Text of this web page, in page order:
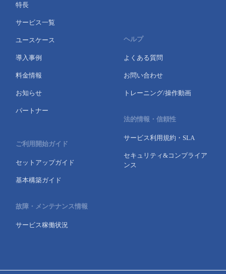
特長
サービス一覧
ユースケース
導入事例
料金情報
お知らせ
パートナー
ご利用開始ガイド
セットアップガイド
基本構築ガイド
故障・メンテナンス情報
サービス稼働状況
ヘルプ
よくある質問
お問い合わせ
トレーニング/操作動画
法的情報・信頼性
サービス利用規約・SLA
セキュリティ&コンプライア
ンス